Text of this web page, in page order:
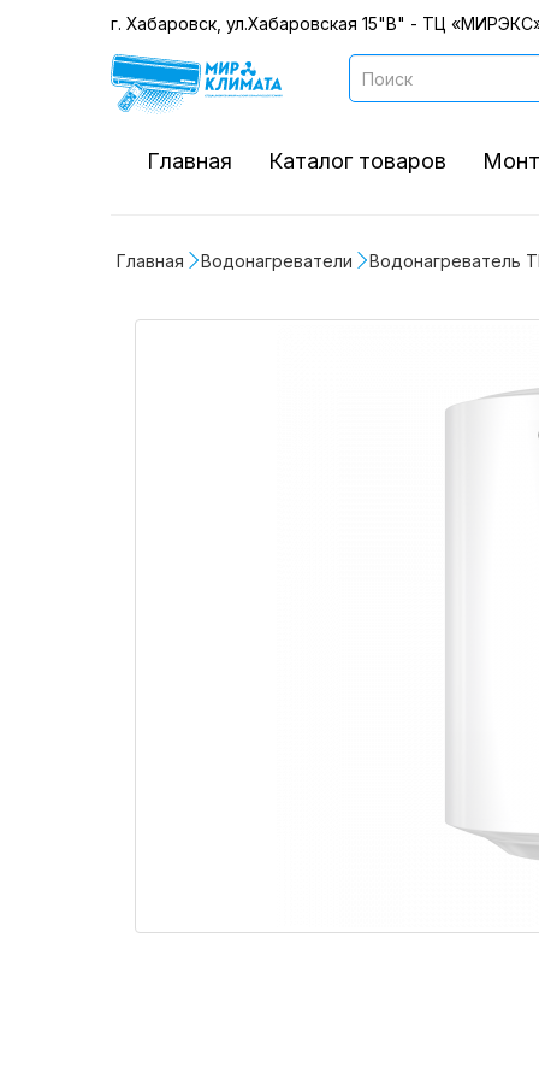
г. Хабаровск, ул.Хабаровская 15"В" - ТЦ
Главная Каталог товаров
Главная Водонагреватели Водонагреватель